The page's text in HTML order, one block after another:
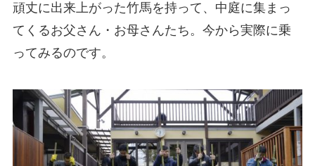
頑丈に出来上がった竹馬を持って、中庭に集まっ
てくるお父さん・お母さんたち。今から実際に乗
ってみるのです。